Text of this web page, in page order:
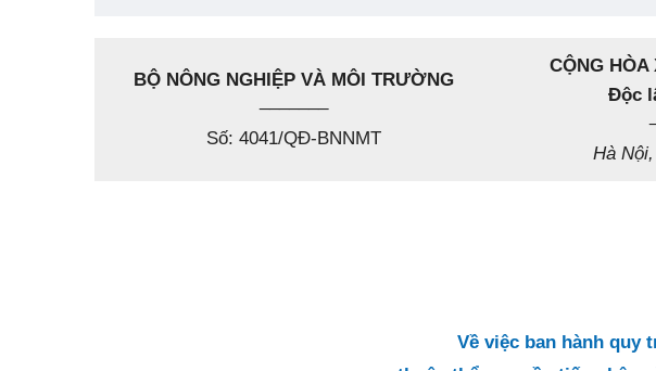
BỘ NÔNG NGHIỆP VÀ MÔI TRƯỜNG
Số: 4041/QĐ-BNNMT
CỘNG HÒA
Độc
Hà
Về việc ban hành quy